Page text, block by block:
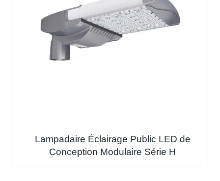
Lampadaire Éclairage Public LED de
Conception Modulaire Série H